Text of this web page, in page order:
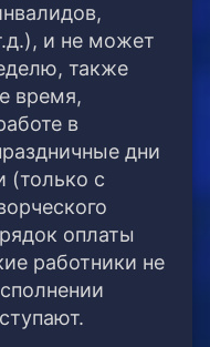
и не может
также
время,
в
дни
(только с
оплаты
работники не